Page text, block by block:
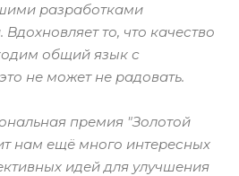
разработками
то, что качество
общий язык с
не может не радовать.
премия "Золотой
нам ещё много интересных
идей для улучшения